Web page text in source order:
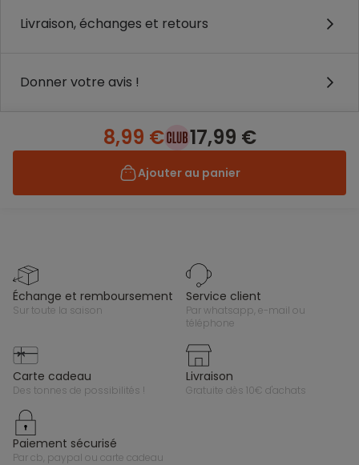
Livraison, échanges et retours
Donner votre avis !
8,99 € 17,99 €
Ajouter au panier
échange et remboursement
sur toute la saison
service client
par whatsapp, e-mail ou
téléphone
carte cadeau
des tonnes de possibilités !
livraison
gratuite dès 10€ d'achats
paiement sécurisé
par cb, paypal ou carte cadeau